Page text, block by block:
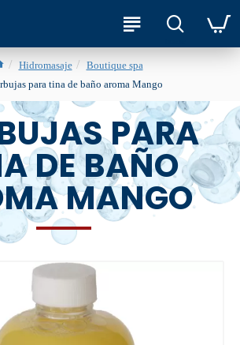
Hidromasaje
Boutique spa
para tina de baño aroma Mango
PARA
DE BAÑO
MANGO